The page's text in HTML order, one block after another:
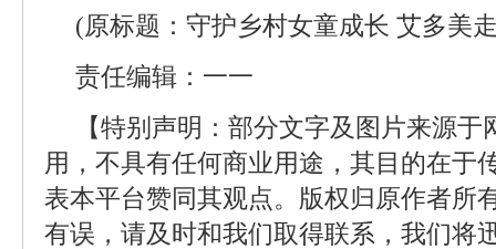
(原标题：守护乡村女童成长 艾多美
责任编辑：一一
【特别声明：部分文字及图片来源
用，不具有任何商业用途，其目的在于
表本平台赞同其观点。版权归原作者所
有误，请及时和我们取得联系，我们将